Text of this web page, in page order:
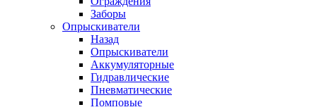
Заборы
Опрыскиватели
Назад
Опрыскиватели
Аккумуляторные
Гидравлические
Пневматические
Помповые